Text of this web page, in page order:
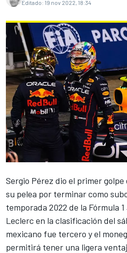
Editado: 19 nov 2022, 18:34
Sergio Pérez dio el primer golpe
su pelea por terminar como
temporada 2022 de la Fórmula 1
Leclerc en la clasificación del
mexicano fue tercero y el
permitirá tener una ligera